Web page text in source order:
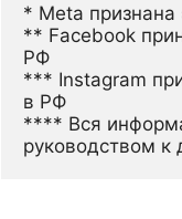
* Meta
** Facebook
РФ
*** Instagram
в РФ
**** Вся
руководством к